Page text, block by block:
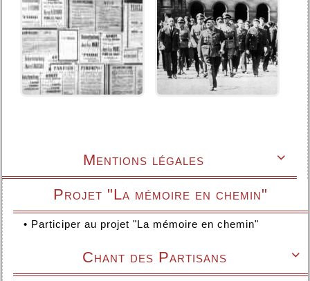

Mentions légales
Projet "La mémoire en chemin"
• Participer au projet "La mémoire en chemin"

Chant des Partisans